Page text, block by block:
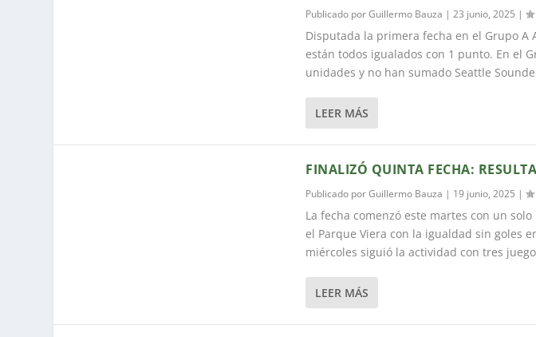
Publicado porGuillermo Bauza |23 junio, 2025 |
Disputada la primera fecha en el Grupo A
están todos igualados con 1 punto. En el
unidades y no han sumado Seattle
LEER MÁS
FINALIZÓ QUINTA FECHA:
Publicado porGuillermo Bauza | 19 junio, 2025 |
La fecha comenzó este martes con un
el Parque Viera con la igualdad sin goles
miércoles siguió la actividad con tres
LEER MÁS